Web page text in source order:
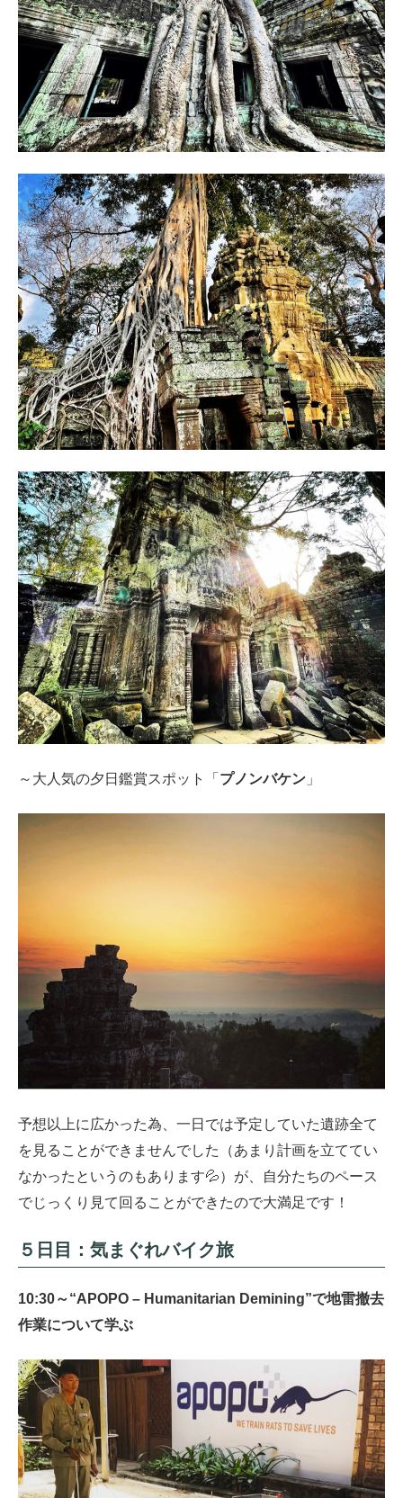
～大人気の夕日鑑賞スポット「 プノンバケン 」
予想以上に広かった為、一日では予定していた遺跡全て
を見ることができませんでした（あまり計画を立ててい
なかったというのもあります💦）が、自分たちのペース
でじっくり見て回ることができたので大満足です！
５日目：気まぐれバイク旅
10:30～“APOPO – Humanitarian Demining”で地雷撤去
作業について学ぶ